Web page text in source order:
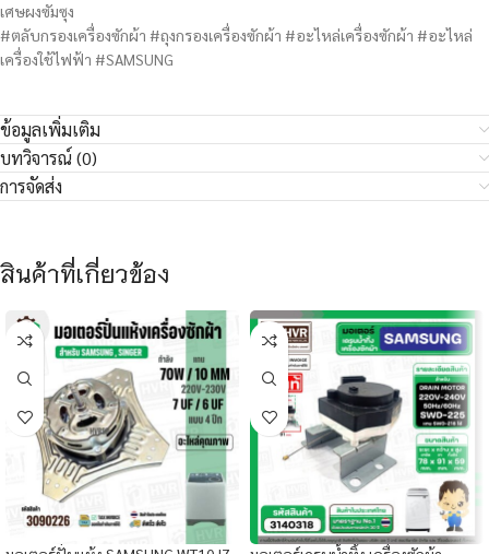
เศษผงซัมซุง
#ตลับกรองเครื่องซักผ้า #ถุงกรองเครื่องซักผ้า #อะไหล่เครื่องซักผ้า #อะไหล่
เครื่องใช้ไฟฟ้า #SAMSUNG
ข้อมูลเพิ่มเติม
บทวิจารณ์ (0)
การจัดส่ง
สินค้าที่เกี่ยวข้อง